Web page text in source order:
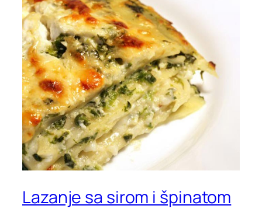
Lazanje sa sirom i špinatom